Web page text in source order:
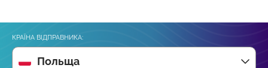
КРАЇНА ВІДПРАВНИКА:
Польща